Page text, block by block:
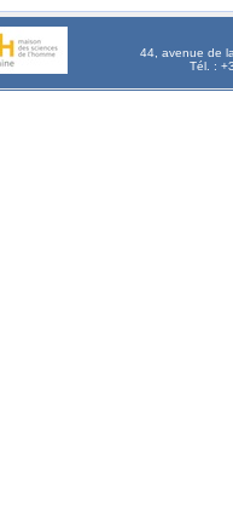
44, avenue de
Tél. :